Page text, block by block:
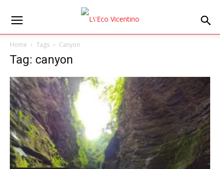
Home Tags Canyon
Tag: canyon